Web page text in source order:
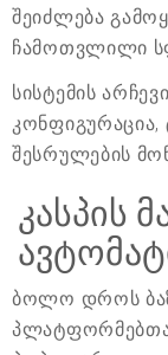
შეიძლება
ჩამოთვლილი
სისტემის
კონფიგურაცია,
შესრულების
კასპის
ბოლო დროს